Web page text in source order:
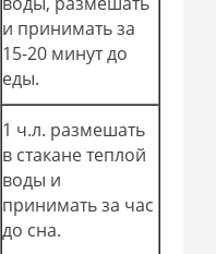
и принимать за
15-20 минут до
еды.
1 ч.л. размешать
в стакане теплой
воды и
принимать за час
до сна.